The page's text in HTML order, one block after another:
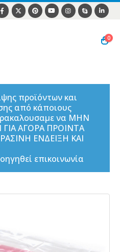
0
προϊόντων και
από κάποιους
να ΜΗΝ
ΑΓΟΡΑ ΠΡΟΙΝΤΑ
ΕΝΔΕΙΞΗ ΚΑΙ
επικοινωνία